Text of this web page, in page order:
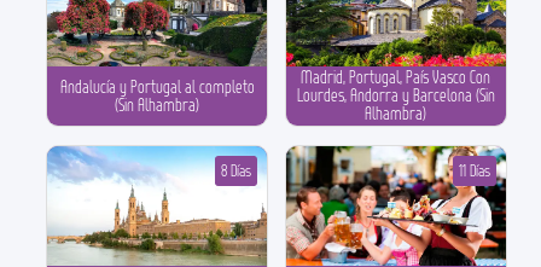
Andalucía y Portugal al completo
(Sin Alhambra)
Madrid, Portugal, País Vasco Con
Lourdes, Andorra y Barcelona (Sin
Alhambra)
8 Días 11 Días